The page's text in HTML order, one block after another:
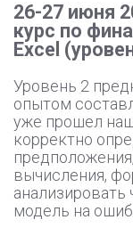
26-27 июня
курс по
Excel
Уровень 2
опытом
уже прошел
корректно
вычисления,
анализировать
модель на